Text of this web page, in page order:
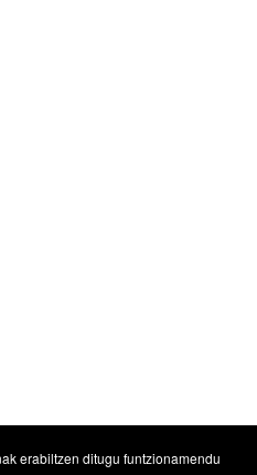
erabiltzen ditugu funtzionamendu